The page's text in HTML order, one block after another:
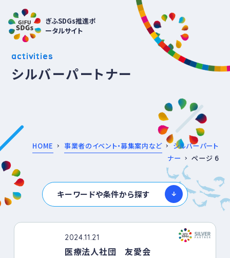
ぎふSDGs推進ポ
ータルサイト
activities
シルバーパートナー
HOME 事業者のイベント・募集案内など
シルバーパート
ナー
ページ 6
キーワードや条件から探す
2024.11.21
医療法人社団 友愛会